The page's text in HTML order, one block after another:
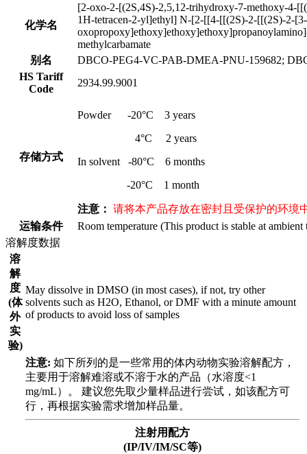
化学名
[2-oxo-2-[(2S,4S)-2,5,12-trihydroxy-7-methoxy-4-
1H-tetracen-2-yl]ethyl] N-[2-[[4-[[(2S)-2-[[(2S)-2-
methylcarbamate
别名
DBCO-PEG4-VC-PAB-DMEA-PNU-159682;
HS Tariff
Code
2934.99.9001
存储方式
Powder -20°C 3 years
4°C 2 years
In solvent -80°C 6 months
-20°C 1 month
注意： 请将本产品存放在密封且受保护的环境
运输条件
Room temperature (This product is stable at
溶解度数据
溶
解
度
(体
外
实
验)
May dissolve in DMSO (in most cases), if not, try other
solvents such as H2O, Ethanol, or DMF with a minute amount
of products to avoid loss of samples
注意: 如下所列的是一些常用的体内动物实验溶解配方，
主要用于溶解难溶或不溶于水的产品（水溶度<1
mg/mL）。 建议您先取少量样品进行尝试，如该配方可
行，再根据实验需求增加样品量。
注射用配方
(IP/IV/IM/SC等)